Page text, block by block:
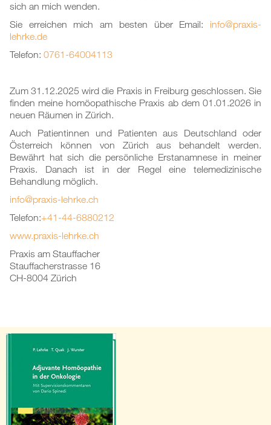
sich an mich wenden.
Sie erreichen mich am besten über Email: info@praxis-
lehrke.de
Telefon: 0761-64004113
Zum 31.12.2025 wird die Praxis in Freiburg geschlossen. Sie
finden meine homöopathische Praxis ab dem 01.01.2026 in
neuen Räumen in Zürich.
Auch Patientinnen und Patienten aus Deutschland oder
Österreich können von Zürich aus behandelt werden.
Bewährt hat sich die persönliche Erstanamnese in meiner
Praxis. Danach ist in der Regel eine telemedizinische
Behandlung möglich.
info@praxis-lehrke.ch
Telefon:+41-44-6880212
www.praxis-lehrke.ch
Praxis am Stauffacher
Stauffacherstrasse 16
CH-8004 Zürich